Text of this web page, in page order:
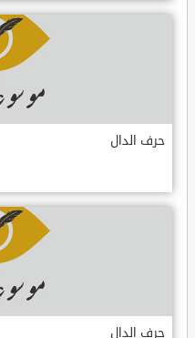
حرف الدال
حرف الدال